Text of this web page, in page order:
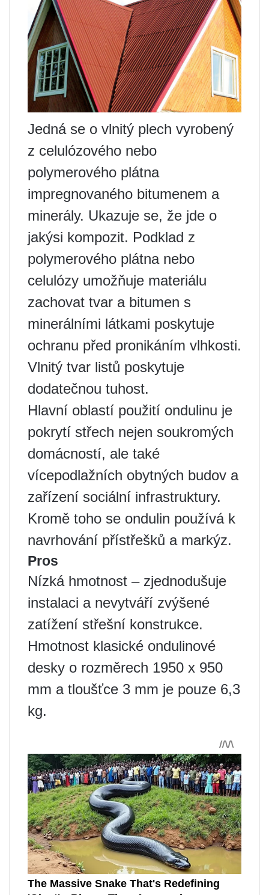
Jedná se o vlnitý plech vyrobený
z celulózového nebo
polymerového plátna
impregnovaného bitumenem a
minerály. Ukazuje se, že jde o
jakýsi kompozit. Podklad z
polymerového plátna nebo
celulózy umožňuje materiálu
zachovat tvar a bitumen s
minerálními látkami poskytuje
ochranu před pronikáním vlhkosti.
Vlnitý tvar listů poskytuje
dodatečnou tuhost.
Hlavní oblastí použití ondulinu je
pokrytí střech nejen soukromých
domácností, ale také
vícepodlažních obytných budov a
zařízení sociální infrastruktury.
Kromě toho se ondulin používá k
navrhování přístřešků a markýz.
Pros
Nízká hmotnost – zjednodušuje
instalaci a nevytváří zvýšené
zatížení střešní konstrukce.
Hmotnost klasické ondulinové
desky o rozměrech 1950 x 950
mm a tloušťce 3 mm je pouze 6,3
kg.